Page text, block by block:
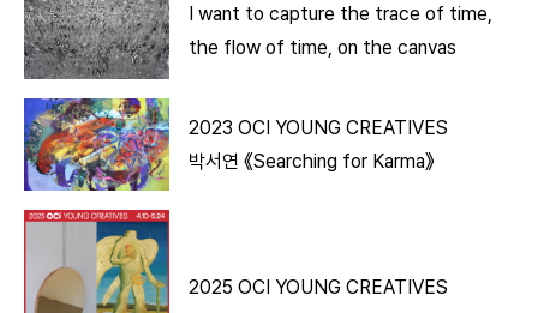
I want to capture the trace of time,
the flow of time, on the canvas
2023 OCI YOUNG CREATIVES
박서연 《Searching for Karma》
2025 OCI YOUNG CREATIVES